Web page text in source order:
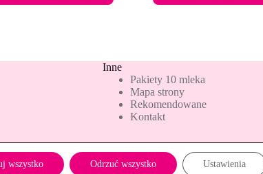
Inne
Pakiety 10 mleka
Mapa strony
Rekomendowane
Kontakt
Copyright © 2026 - albo24.pl
wszystko Odrzuć wszystko Ustawienia